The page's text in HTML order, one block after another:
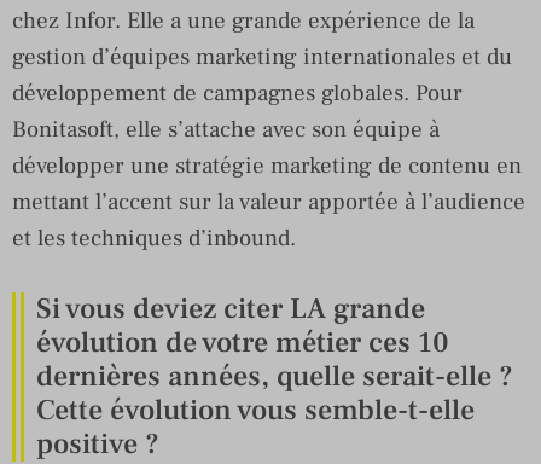
chez Infor. Elle a une grande expérience de la
gestion d’équipes marketing internationales et du
développement de campagnes globales. Pour
Bonitasoft, elle s’attache avec son équipe à
développer une stratégie marketing de contenu en
mettant l’accent sur la valeur apportée à l’audience
et les techniques d’inbound.
Si vous deviez citer LA grande
évolution de votre métier ces 10
dernières années, quelle serait-elle ?
Cette évolution vous semble-t-elle
positive ?